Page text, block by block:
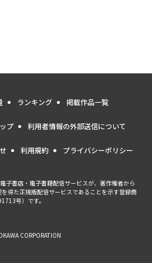
ランキング 掲載作品一覧
プ 利用者情報の外部送信について
利用規約 プライバシーポリシー
子書店・電子書籍配信サービスが、著作権者から
得た正規版配信サービスであることを示す登録商
号）です。
CORPORATION